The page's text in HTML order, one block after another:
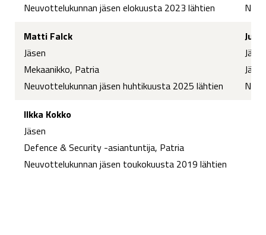
Neuvottelukunnan jäsen elokuusta 2023 lähtien
Matti Falck
Jäsen
Mekaanikko, Patria
Neuvottelukunnan jäsen huhtikuusta 2025 lähtien
Jäsen
Ilkka Kokko
Jäsen
Defence & Security -asiantuntija, Patria
Neuvottelukunnan jäsen toukokuusta 2019 lähtien